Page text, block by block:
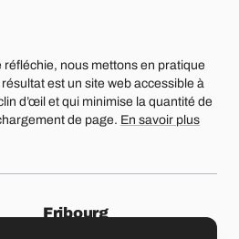
nous mettons en pratique
est un site web accessible à
d’œil et qui minimise la quantité de
de page. En savoir plus
Fribourg